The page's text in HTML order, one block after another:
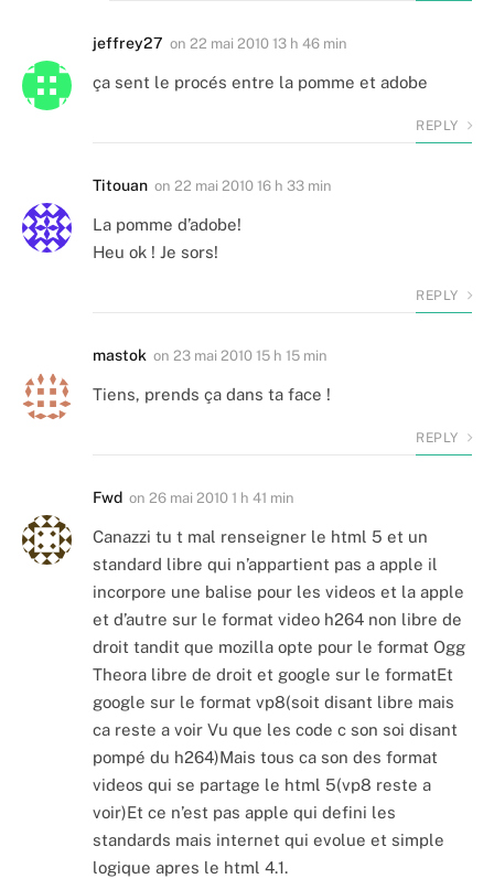
jeffrey27 on 22 mai 2010 13 h 46 min
ça sent le procés entre la pomme et adobe
REPLY
Titouan on 22 mai 2010 16 h 33 min
La pomme d’adobe!
Heu ok ! Je sors!
REPLY
mastok on 23 mai 2010 15 h 15 min
Tiens, prends ça dans ta face !
REPLY
Fwd on 26 mai 2010 1 h 41 min
Canazzi tu t mal renseigner le html 5 et un
standard libre qui n’appartient pas a apple il
incorpore une balise pour les videos et la apple
et d’autre sur le format video h264 non libre de
droit tandit que mozilla opte pour le format Ogg
Theora libre de droit et google sur le formatEt
google sur le format vp8(soit disant libre mais
ca reste a voir Vu que les code c son soi disant
pompé du h264)Mais tous ca son des format
videos qui se partage le html 5(vp8 reste a
voir)Et ce n’est pas apple qui defini les
standards mais internet qui evolue et simple
logique apres le html 4.1.